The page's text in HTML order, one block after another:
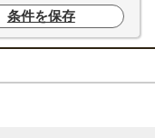
条件を保存